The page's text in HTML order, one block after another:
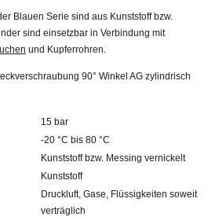
Blauen Serie sind aus Kunststoff bzw.
sind einsetzbar in Verbindung mit
und Kupferrohren.
90° Winkel AG zylindrisch
15 bar
-20 °C bis 80 °C
Kunststoff bzw. Messing vernickelt
Kunststoff
Druckluft, Gase, Flüssigkeiten soweit
verträglich